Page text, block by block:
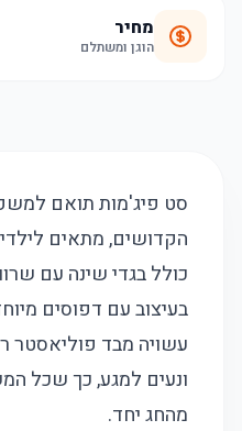
מחיר
הוגן ומשתלם
סט פיג'מות תואם
הקדושים, מתאים
כולל בגדי שינה עם
בעיצוב עם דפוסים
עשויה מבד פוליאסטר
ונעים למגע, כך שכל
מהחג יחד.